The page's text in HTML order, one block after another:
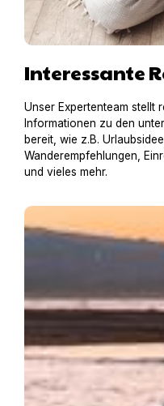
Interessante
Unser Expertenteam stellt
Informationen zu den
bereit, wie z.B.
Wanderempfehlungen,
und vieles mehr.
Baden mit Hund